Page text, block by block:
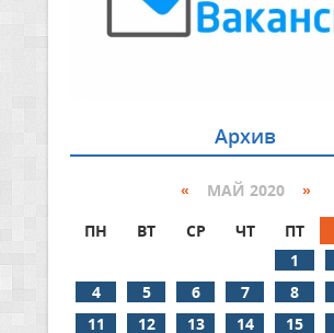
Архив
« МАЙ 2020 »
ПН
ВТ СР ЧТ ПТ
1
4
5 6 7 8
11
12 13 14 15